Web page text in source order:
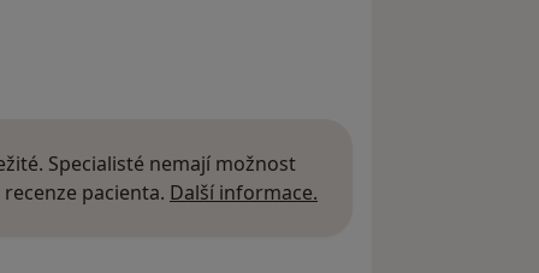
ruky a nohy, Červený hrádek u
ruky a nohy, Červený hrádek u
Specialisté nemají možnost
pacienta. Další informace.